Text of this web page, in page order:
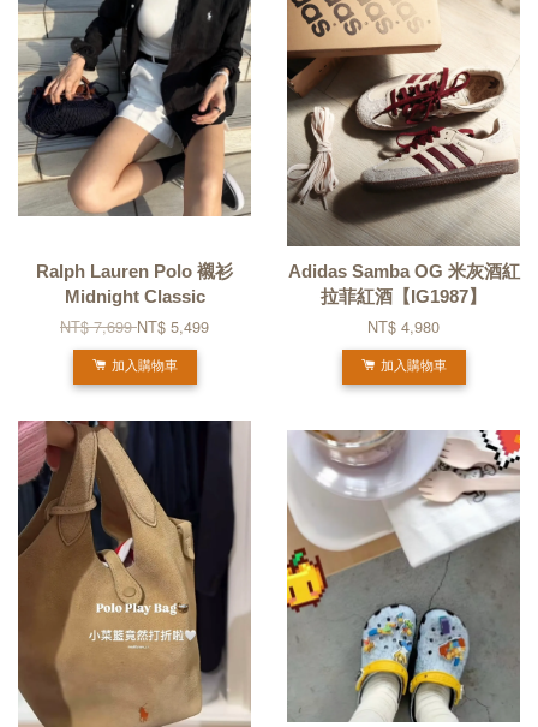
Ralph Lauren Polo 襯衫
Midnight Classic
NT$ 7,699NT$ 5,499
加入購物車
Adidas Samba OG 米灰酒紅
拉菲紅酒【IG1987】
NT$ 4,980
加入購物車